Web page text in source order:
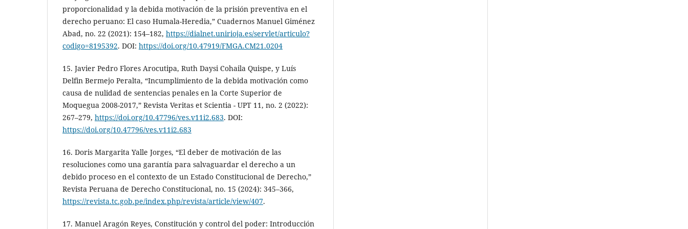
proporcionalidad y la debida motivación de la prisión preventiva en el
derecho peruano: El caso Humala-Heredia,” Cuadernos Manuel Giménez
Abad, no. 22 (2021): 154–182, https://dialnet.unirioja.es/servlet/articulo?
codigo=8195392. DOI: https://doi.org/10.47919/FMGA.CM21.0204
15. Javier Pedro Flores Arocutipa, Ruth Daysi Cohaila Quispe, y Luís
Delfin Bermejo Peralta, “Incumplimiento de la debida motivación como
causa de nulidad de sentencias penales en la Corte Superior de
Moquegua 2008-2017,” Revista Veritas et Scientia - UPT 11, no. 2 (2022):
267–279, https://doi.org/10.47796/ves.v11i2.683. DOI:
https://doi.org/10.47796/ves.v11i2.683
16. Doris Margarita Yalle Jorges, “El deber de motivación de las
resoluciones como una garantía para salvaguardar el derecho a un
debido proceso en el contexto de un Estado Constitucional de Derecho,”
Revista Peruana de Derecho Constitucional, no. 15 (2024): 345–366,
https://revista.tc.gob.pe/index.php/revista/article/view/407.
17. Manuel Aragón Reyes, Constitución y control del poder: Introducción